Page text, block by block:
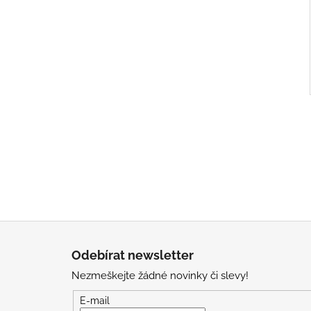
Odebírat newsletter
Nezmeškejte žádné novinky či slevy!
E-mail